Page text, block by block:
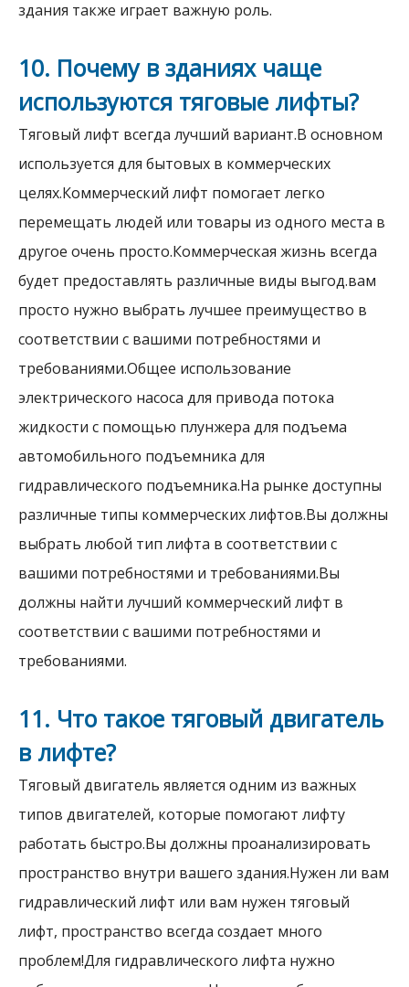
здания также играет важную роль.
10. Почему в зданиях чаще
используются тяговые лифты?
Тяговый лифт всегда лучший вариант.В основном
используется для бытовых в коммерческих
целях.Коммерческий лифт помогает легко
перемещать людей или товары из одного места в
другое очень просто.Коммерческая жизнь всегда
будет предоставлять различные виды выгод.вам
просто нужно выбрать лучшее преимущество в
соответствии с вашими потребностями и
требованиями.Общее использование
электрического насоса для привода потока
жидкости с помощью плунжера для подъема
автомобильного подъемника для
гидравлического подъемника.На рынке доступны
различные типы коммерческих лифтов.Вы должны
выбрать любой тип лифта в соответствии с
вашими потребностями и требованиями.Вы
должны найти лучший коммерческий лифт в
соответствии с вашими потребностями и
требованиями.
11. Что такое тяговый двигатель
в лифте?
Тяговый двигатель является одним из важных
типов двигателей, которые помогают лифту
работать быстро.Вы должны проанализировать
пространство внутри вашего здания.Нужен ли вам
гидравлический лифт или вам нужен тяговый
лифт, пространство всегда создает много
проблем!Для гидравлического лифта нужно